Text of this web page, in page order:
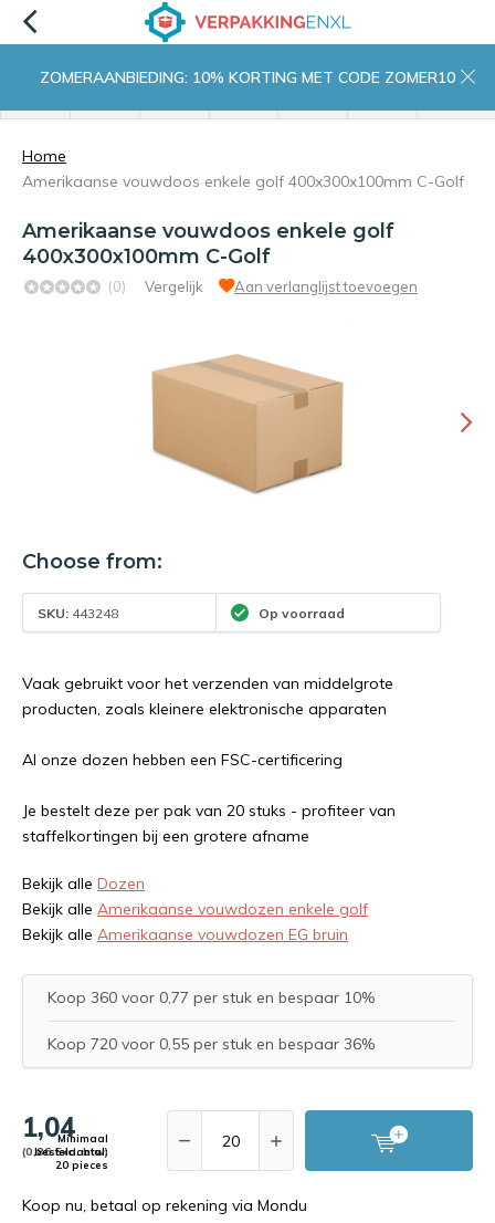
ZOMERAANBIEDING: 10% KORTING MET CODE ZOMER10
Home
Amerikaanse vouwdoos enkele golf 400x300x100mm C-Golf
Amerikaanse vouwdoos enkele golf
400x300x100mm C-Golf
(0) Vergelijk Aan verlanglijst toevoegen
Choose from:
SKU: 443248 Op voorraad
Vaak gebruikt voor het verzenden van middelgrote
producten, zoals kleinere elektronische apparaten
Al onze dozen hebben een FSC-certificering
Je bestelt deze per pak van 20 stuks - profiteer van
staffelkortingen bij een grotere afname
Bekijk alle Dozen
Bekijk alle Amerikaanse vouwdozen enkele golf
Bekijk alle Amerikaanse vouwdozen EG bruin
Koop 360 voor 0,77 per stuk en bespaar 10%
Koop 720 voor 0,55 per stuk en bespaar 36%
1,04
(0,86 Excl. btw)
Minimaal
bestelaantal:
20 pieces
Koop nu, betaal op rekening via Mondu